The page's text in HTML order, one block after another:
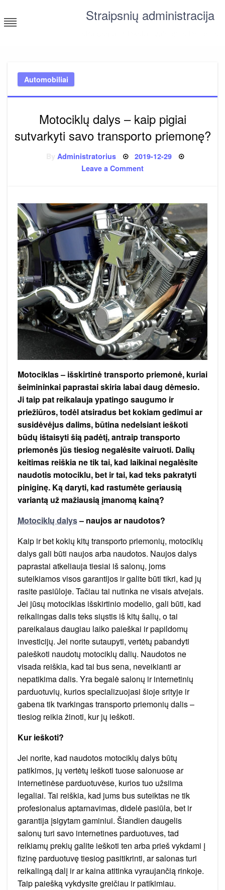
to
content
Straipsnių administracija
Automobiliai
Motociklų dalys – kaip pigiai
sutvarkyti savo transporto priemonę?
Administratorius Posted
2019-12-29
Leave a Commenton
pigiai
sutvarkyti
savo
transporto
priemonę?
Motociklas – išskirtinė transporto priemonė, kuriai
šeimininkai paprastai skiria labai daug dėmesio.
Ji taip pat reikalauja ypatingo saugumo ir
priežiūros, todėl atsiradus bet kokiam gedimui ar
susidėvėjus dalims, būtina nedelsiant ieškoti
būdų ištaisyti šią padėtį, antraip transporto
priemonės jūs tiesiog negalėsite vairuoti. Dalių
keitimas reiškia ne tik tai, kad laikinai negalėsite
naudotis motociklu, bet ir tai, kad teks pakratyti
piniginę. Ką daryti, kad rastumėte geriausią
variantą už mažiausią įmanomą kainą?
Motociklų dalys– naujos ar naudotos?
Kaip ir bet kokių kitų transporto priemonių, motociklų
dalys gali būti naujos arba naudotos. Naujos dalys
paprastai atkeliauja tiesiai iš salonų, joms
suteikiamos visos garantijos ir galite būti tikri, kad jų
rasite pasiūloje. Tačiau tai nutinka ne visais atvejais.
Jei jūsų motociklas išskirtinio modelio, gali būti, kad
reikalingas dalis teks siųstis iš kitų šalių, o tai
pareikalaus daugiau laiko paieškai ir papildomų
investicijų. Jei norite sutaupyti, vertėtų pabandyti
paieškoti naudotų motociklų dalių. Naudotos ne
visada reiškia, kad tai bus sena, neveikianti ar
nepatikima dalis. Yra begalė salonų ir internetinių
parduotuvių, kurios specializuojasi šioje srityje ir
gabena tik tvarkingas transporto priemonių dalis –
tiesiog reikia žinoti, kur jų ieškoti.
Kur ieškoti?
Jei norite, kad naudotos motociklų dalys būtų
patikimos, jų vertėtų ieškoti tuose salonuose ar
internetinėse parduotuvėse, kurios tuo užsiima
legaliai. Tai reiškia, kad jums bus suteiktas ne tik
profesionalus aptarnavimas, didelė pasiūla, bet ir
garantija įsigytam gaminiui. Šiandien daugelis
salonų turi savo internetines parduotuves, tad
reikiamų prekių galite ieškoti ten arba prieš vykdami į
fizinę parduotuvę tiesiog pasitikrinti, ar salonas turi
reikalingą dalį ir ar kaina atitinka vyraujančią rinkoje.
Taip paiešką vykdysite greičiau ir patikimiau.